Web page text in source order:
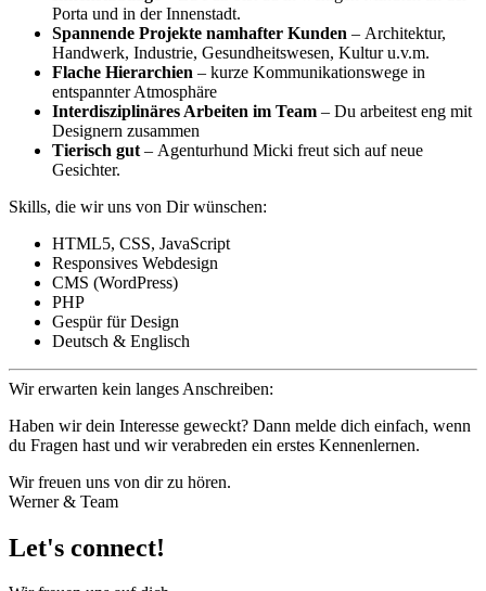
Porta und in der Innenstadt.
Spannende Projekte namhafter Kunden – Architektur,
Handwerk, Industrie, Gesundheitswesen, Kultur u.v.m.
Flache Hierarchien – kurze Kommunikationswege in
entspannter Atmosphäre
Interdisziplinäres Arbeiten im Team – Du arbeitest eng mit
Designern zusammen
Tierisch gut – Agenturhund Micki freut sich auf neue
Gesichter.
Skills, die wir uns von Dir wünschen:
HTML5, CSS, JavaScript
Responsives Webdesign
CMS (WordPress)
PHP
Gespür für Design
Deutsch & Englisch
Wir erwarten kein langes Anschreiben:
Haben wir dein Interesse geweckt? Dann melde dich einfach, wenn
du Fragen hast und wir verabreden ein erstes Kennenlernen.
Wir freuen uns von dir zu hören.
Werner & Team
Let's connect!